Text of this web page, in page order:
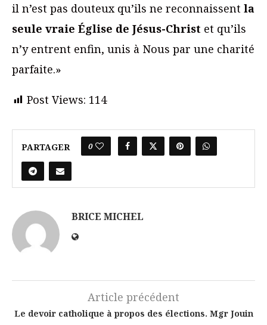
il n’est pas douteux qu’ils ne reconnaissent la
seule vraie Église de Jésus-Christ et qu’ils
n’y entrent enfin, unis à Nous par une charité
parfaite.»
Post Views: 114
PARTAGER 0
BRICE MICHEL
Article précédent
Le devoir catholique à propos des élections. Mgr Jouin